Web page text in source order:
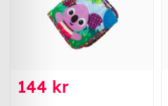
144 kr